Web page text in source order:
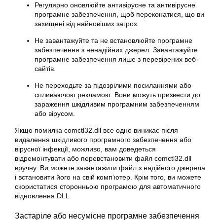
Регулярно оновлюйте антивірусне та антивірусне
програмне забезпечення, щоб переконатися, що ви
захищені від найновіших загроз.
Не завантажуйте та не встановлюйте програмне
забезпечення з ненадійних джерел. Завантажуйте
програмне забезпечення лише з перевірених веб-
сайтів.
Не переходьте за підозрілими посиланнями або
спливаючою рекламою. Вони можуть призвести до
зараження шкідливим програмним забезпеченням
або вірусом.
Якщо помилка comctl32.dll все одно виникає після
видалення шкідливого програмного забезпечення або
вірусної інфекції, можливо, вам доведеться
відремонтувати або перевстановити файл comctl32.dll
вручну. Ви можете завантажити файл з надійного джерела
і встановити його на свій комп’ютер. Крім того, ви можете
скористатися сторонньою програмою для автоматичного
відновлення DLL.
Застаріле або несумісне програмне забезпечення